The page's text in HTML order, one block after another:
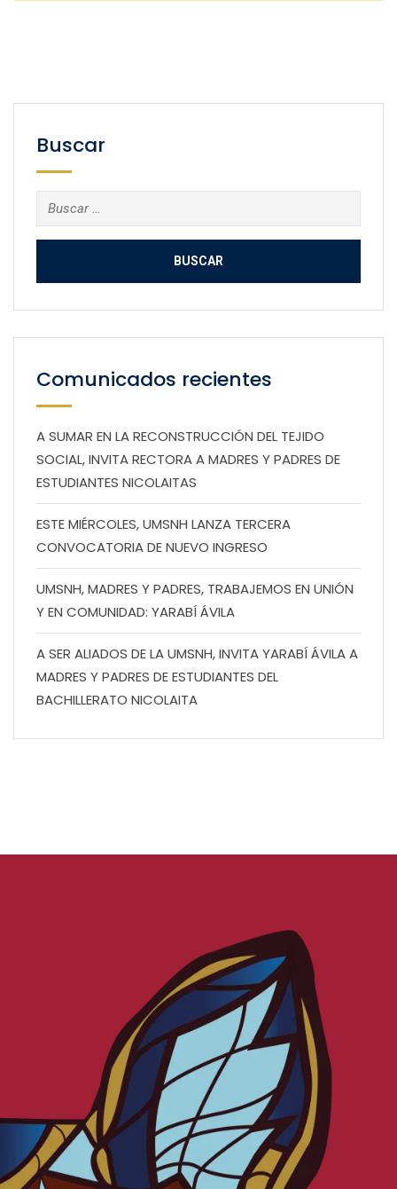
Buscar
Buscar:
Comunicados recientes
A SUMAR EN LA RECONSTRUCCIÓN DEL TEJIDO
SOCIAL, INVITA RECTORA A MADRES Y PADRES DE
ESTUDIANTES NICOLAITAS
ESTE MIÉRCOLES, UMSNH LANZA TERCERA
CONVOCATORIA DE NUEVO INGRESO
UMSNH, MADRES Y PADRES, TRABAJEMOS EN UNIÓN
Y EN COMUNIDAD: YARABÍ ÁVILA
A SER ALIADOS DE LA UMSNH, INVITA YARABÍ ÁVILA A
MADRES Y PADRES DE ESTUDIANTES DEL
BACHILLERATO NICOLAITA